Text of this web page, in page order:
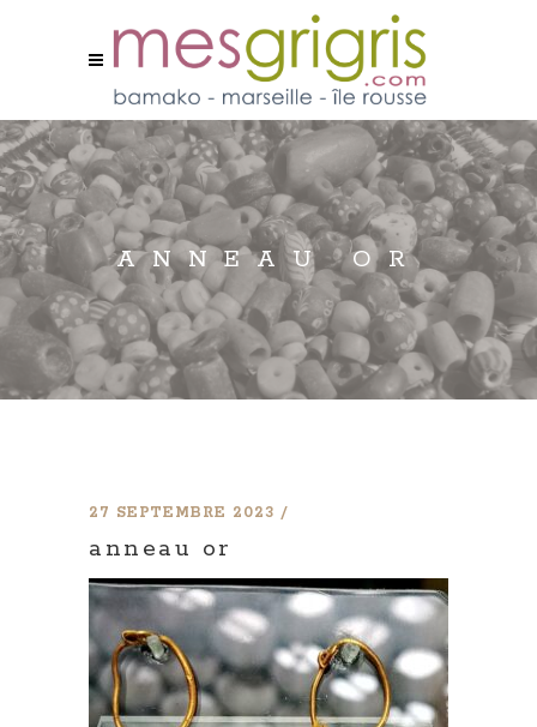
ANNEAU OR
27 SEPTEMBRE 2023
anneau or